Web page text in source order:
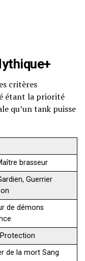
critères
étant la priorité
qu’un tank puisse
brasseur
Guerrier
de démons
de la mort Sang